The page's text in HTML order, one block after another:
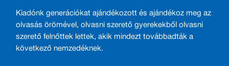
Kiadónk generációkat ajándékozott és ajándékoz meg az
olvasás örömével, olvasni szerető gyerekekből olvasni
szerető felnőttek lettek, akik mindezt továbbadták a
következő nemzedéknek.